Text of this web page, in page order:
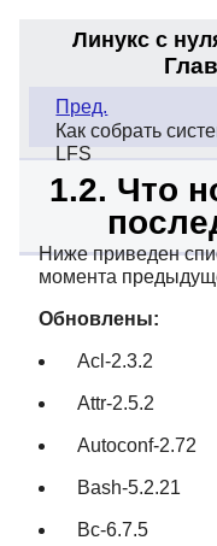
Линукс с
Пред.
Как собрать
LFS
1.2. Что
Ниже приведен
момента
Обновлены:
Acl-2.3.2
Attr-2.5.2
Autoconf-2.72
Bash-5.2.21
Bc-6.7.5